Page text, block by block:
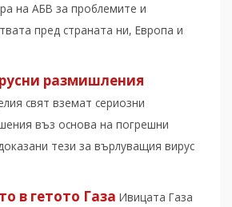
на АБВ за проблемите и
пред страната ни, Европа и
размишления
свят вземат сериозни
въз основа на погрешни
тези за върлуващия вирус
в гетото Газа Ивицата Газа